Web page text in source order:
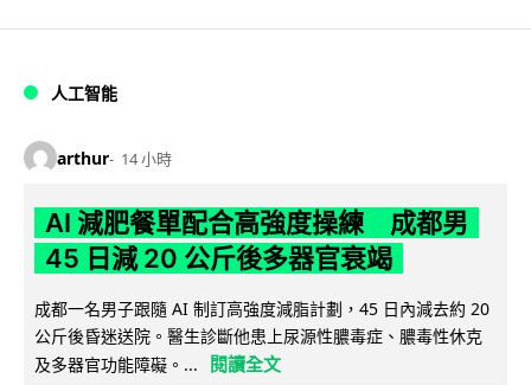
人工智能
arthur 14 小時
AI 減肥餐單配合高強度操練 成都男
45 日減 20 公斤後多器官衰竭
成都一名男子跟隨 AI 制訂高強度減脂計劃，45 日內減去約 20
公斤後昏迷送院。醫生診斷他患上尿源性膿毒症、膿毒性休克
及多器官功能障礙。...
閱讀全文